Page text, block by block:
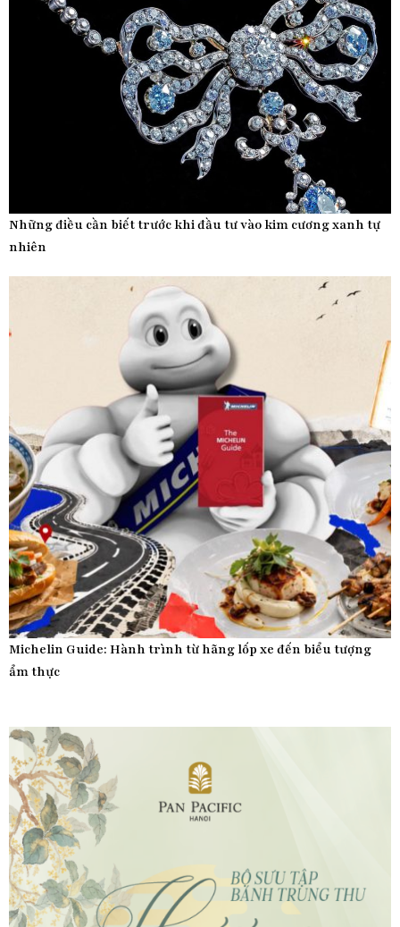
Những điều cần biết trước khi đầu tư vào kim cương xanh tự
nhiên
Michelin Guide: Hành trình từ hãng lốp xe đến biểu tượng
ẩm thực